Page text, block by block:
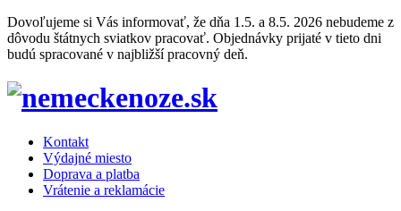
Dovoľujeme si Vás informovať, že dňa 1.5. a 8.5. 2026 nebudeme z
dôvodu štátnych sviatkov pracovať. Objednávky prijaté v tieto dni
budú spracované v najbližší pracovný deň.
Kontakt
Výdajné miesto
Doprava a platba
Vrátenie a reklamácie